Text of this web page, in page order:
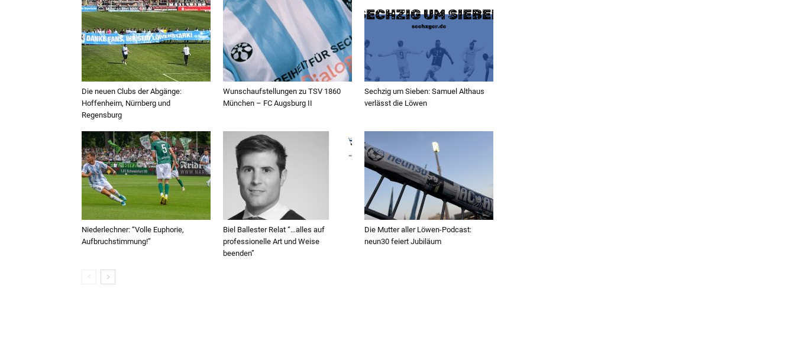
Die neuen Clubs der Abgänge:
Hoffenheim, Nürnberg und
Regensburg
Wunschaufstellungen zu TSV 1860
München – FC Augsburg II
Sechzig um Sieben: Samuel Althaus
verlässt die Löwen
Niederlechner: “Volle Euphorie,
Aufbruchstimmung!”
Biel Ballester Relat “…alles auf
professionelle Art und Weise
beenden”
Die Mutter aller Löwen-Podcast:
neun30 feiert Jubiläum